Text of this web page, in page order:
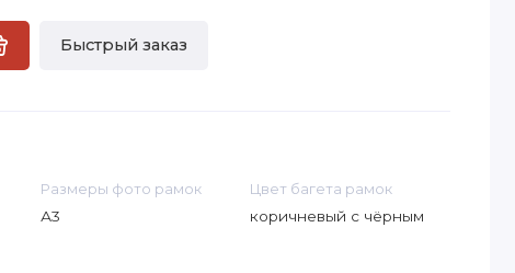
Быстрый заказ
Размеры фото рамок
А3
Цвет багета рамок
коричневый с чёрным